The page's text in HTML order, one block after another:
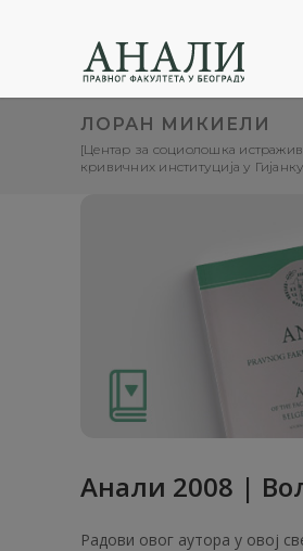
ЛОРАН МИКИЕЛИ
[Центар за социолошка
кривичних институција у
Анали 2008 |
Радови овог аутора у овој